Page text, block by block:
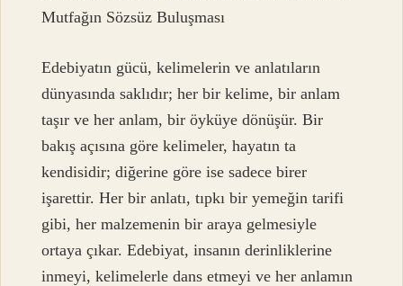
Mutfağın Sözsüz Buluşması
Edebiyatın gücü, kelimelerin ve anlatıların
dünyasında saklıdır; her bir kelime, bir anlam
taşır ve her anlam, bir öyküye dönüşür. Bir
bakış açısına göre kelimeler, hayatın ta
kendisidir; diğerine göre ise sadece birer
işarettir. Her bir anlatı, tıpkı bir yemeğin tarifi
gibi, her malzemenin bir araya gelmesiyle
ortaya çıkar. Edebiyat, insanın derinliklerine
inmeyi, kelimelerle dans etmeyi ve her anlamın